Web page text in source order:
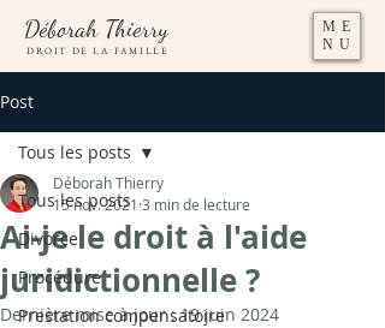
Déborah Thierry
DROIT DE LA FAMILLE
ME
NU
Post
Tous les posts
Divorce
Procédure
Prestation compensatoire
Tous les posts
Ai-je le droit à l'aide
juridictionnelle ?
Déborah Thierry
15 nov. 2021 3 min de lecture
Dernière mise à jour :19 juin 2024